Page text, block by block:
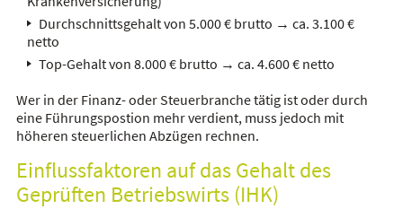
Durchschnittsgehalt von 5.000 € brutto → ca. 3.100 €
netto
Top-Gehalt von 8.000 € brutto → ca. 4.600 € netto
Wer in der Finanz- oder Steuerbranche tätig ist oder durch
eine Führungspostion mehr verdient, muss jedoch mit
höheren steuerlichen Abzügen rechnen.
Einflussfaktoren auf das Gehalt des
Geprüften Betriebswirts (IHK)